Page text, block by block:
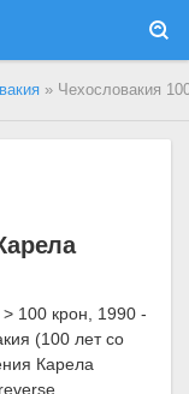
» Чехословакия